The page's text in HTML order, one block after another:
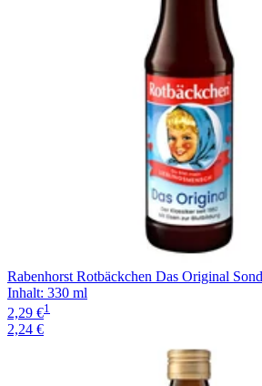
Rabenhorst Rotbäckchen Das Original
Inhalt: 330 ml
2,29 €1
2,24 €